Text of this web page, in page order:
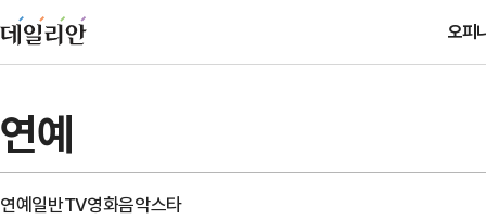
오피
연예
연예일반TV영화음악스타